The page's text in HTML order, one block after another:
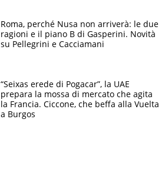
Roma, perché Nusa non arriverà: le due
ragioni e il piano B di Gasperini. Novità
su Pellegrini e Cacciamani
“Seixas erede di Pogacar”, la UAE
prepara la mossa di mercato che agita
la Francia. Ciccone, che beffa alla Vuelta
a Burgos